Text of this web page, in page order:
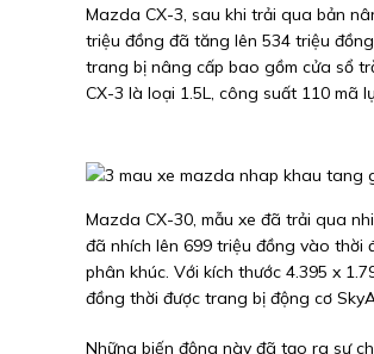
Mazda CX-3, sau khi trải qua bản
triệu đồng đã tăng lên 534 triệu
trang bị nâng cấp bao gồm cửa sổ
CX-3 là loại 1.5L, công suất 110 mã
Mazda CX-30, mẫu xe đã trải qua
đã nhích lên 699 triệu đồng vào thời
phân khúc. Với kích thước 4.395 x
đồng thời được trang bị động cơ
Những biến động này đã tạo ra sự